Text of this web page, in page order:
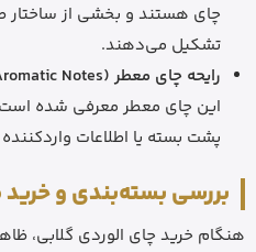
چای هستند و بخشی از ساختار
تشکیل می‌دهند.
رایحه چای معطر (Aromatic Notes):
این چای معطر معرفی شده است؛
پشت بسته یا اطلاعات
بررسی بسته‌بندی و